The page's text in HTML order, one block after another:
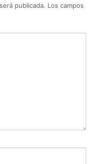
publicada. Los campos